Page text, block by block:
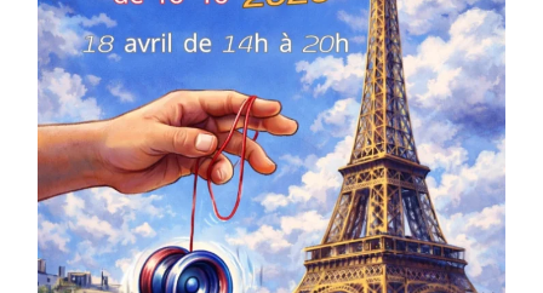
COMPÉTITIONS CULTURE EN FAMILLE JEUNESSE & SPORTS
Championnat de France de la FYYA
le 18 avril – Paris 14e